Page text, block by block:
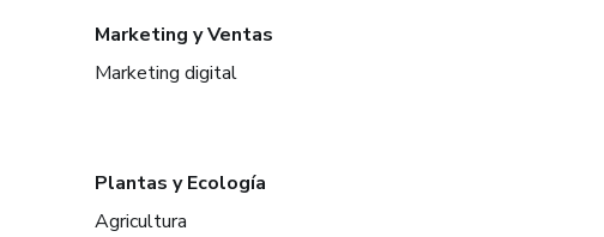
Marketing y Ventas
Marketing digital
Plantas y Ecología
Agricultura